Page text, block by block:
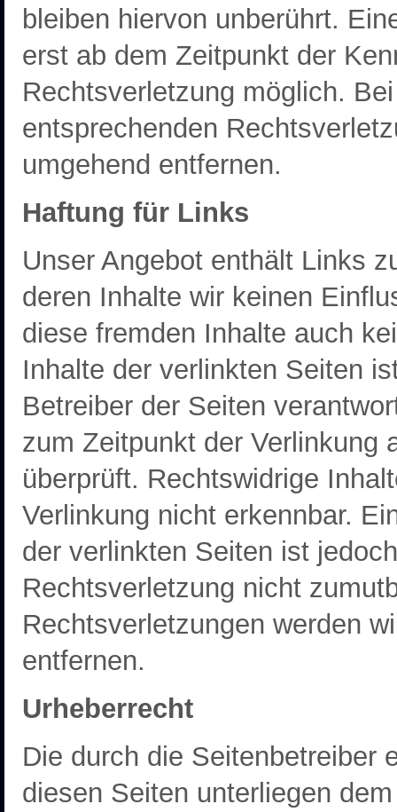
bleiben hiervon unberührt.
erst ab dem Zeitpunkt der
Rechtsverletzung möglich.
entsprechenden
umgehend entfernen.
Haftung für Links
Unser Angebot enthält Links
deren Inhalte wir keinen
diese fremden Inhalte auch
Inhalte der verlinkten Seiten
Betreiber der Seiten
zum Zeitpunkt der Verlinkung
überprüft. Rechtswidrige
Verlinkung nicht erkennbar.
der verlinkten Seiten ist
Rechtsverletzung nicht
Rechtsverletzungen werden
entfernen.
Urheberrecht
Die durch die Seitenbetreiber
diesen Seiten unterliegen